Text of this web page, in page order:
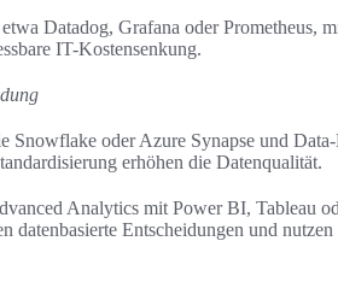
Datadog, Grafana oder Prometheus,
IT-Kostensenkung.
Snowflake oder Azure Synapse und
erhöhen die Datenqualität.
Analytics mit Power BI, Tableau
datenbasierte Entscheidungen und